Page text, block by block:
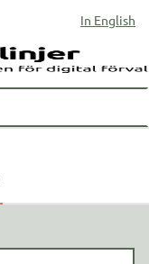
In English